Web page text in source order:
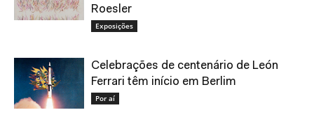
Roesler
Exposições
Celebrações de centenário de León
Ferrari têm início em Berlim
Por aí